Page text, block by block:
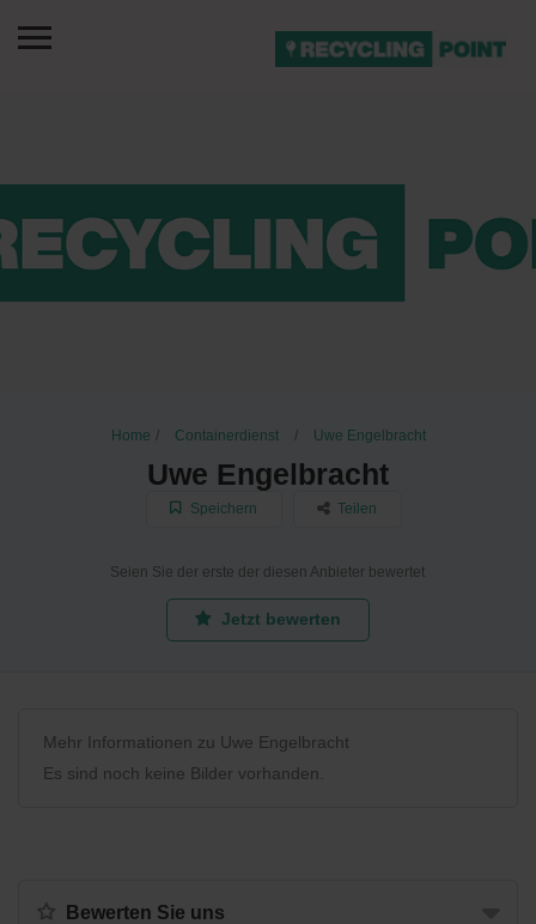
Home Containerdienst Uwe Engelbracht
Uwe Engelbracht
Speichern Teilen
Seien Sie der erste der diesen Anbieter bewertet
Jetzt bewerten
Mehr Informationen zu Uwe Engelbracht
Es sind noch keine Bilder vorhanden.
Bewerten Sie uns